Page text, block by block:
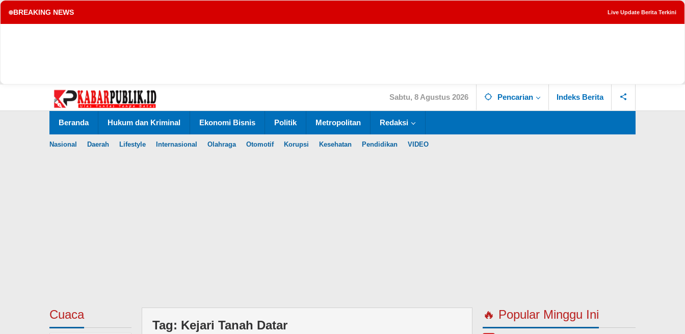
BREAKING NEWS Live Update Berita Terkini
konten
Sabtu, 8 Agustus 2026 Pencarian Indeks Berita
Beranda Hukum dan Kriminal Ekonomi Bisnis Politik Metropolitan Redaksi
Nasional Daerah Lifestyle Internasional Olahraga Otomotif Korupsi Kesehatan Pendidikan VIDEO
Cuaca
Tag: Kejari Tanah Datar
🔥 Popular Minggu Ini